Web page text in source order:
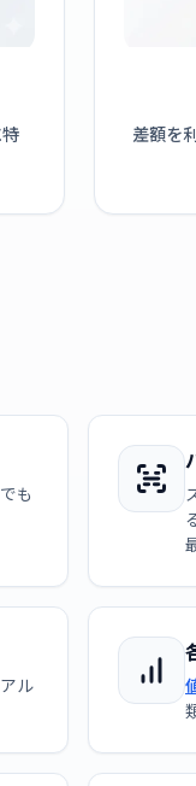
差額を
も
ル